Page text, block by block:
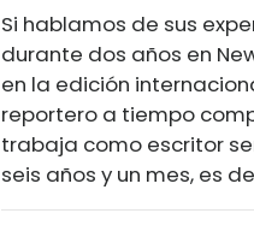
Si hablamos de sus
durante dos años en
en la edición
reportero a tiempo
trabaja como escritor
seis años y un mes, es